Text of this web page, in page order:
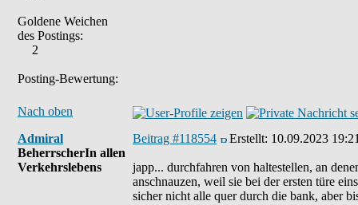
Goldene Weichen
des Postings:
2
Posting-Bewertung:
Nach oben
Admiral
BeherrscherIn allen
Verkehrslebens
Beitrag #118554 Erstellt: 10.09.2023
japp... durchfahren von haltestellen, an
anschnauzen, weil sie bei der ersten türe
sicher nicht alle quer durch die bank, aber